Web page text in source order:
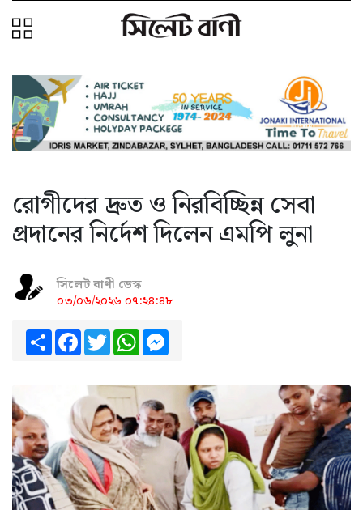
রোগীদের দ্রুত ও নিরবিচ্ছিন্ন সেবা
প্রদানের নির্দেশ দিলেন এমপি লুনা
সিলেট বাণী ডেস্ক
০৩/০৬/২০২৬ ০৭:২৪:৪৮
ShareFacebook
TwitterWhatsApp